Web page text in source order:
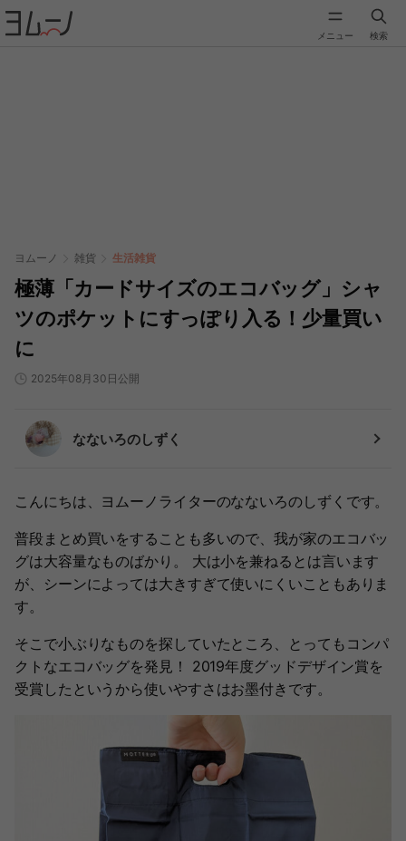
メニュー 検索
ヨムーノ 雑貨 生活雑貨
極薄「カードサイズのエコバッグ」シャ
ツのポケットにすっぽり入る！少量買い
に
2025年08月30日公開
なないろのしずく
こんにちは、ヨムーノライターのなないろのしずくです。
普段まとめ買いをすることも多いので、我が家のエコバッ
グは大容量なものばかり。 大は小を兼ねるとは言います
が、シーンによっては大きすぎて使いにくいこともありま
す。
そこで小ぶりなものを探していたところ、とってもコンパ
クトなエコバッグを発見！ 2019年度グッドデザイン賞を
受賞したというから使いやすさはお墨付きです。